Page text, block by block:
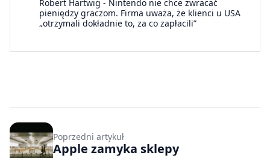
Robert Hartwig - Nintendo nie chce zwracać
pieniędzy graczom. Firma uważa, że klienci u USA
„otrzymali dokładnie to, za co zapłacili”
Poprzedni artykuł
Apple zamyka sklepy